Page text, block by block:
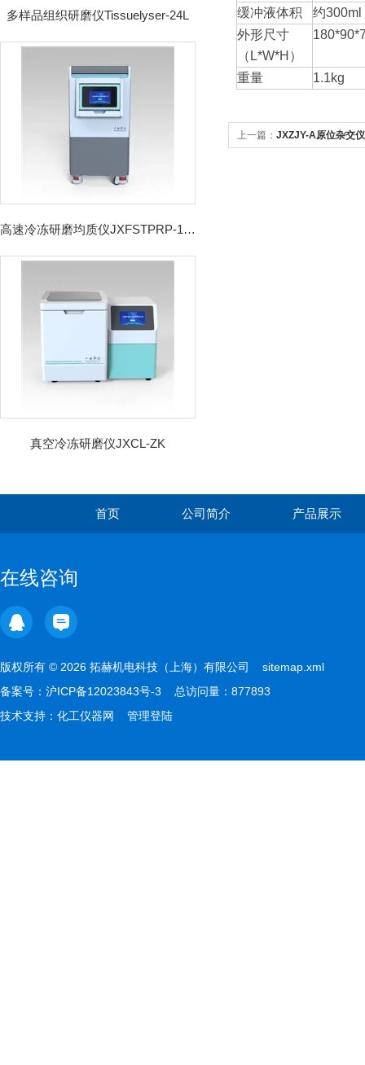
多样品组织研磨仪Tissuelyser-24L
高速冷冻研磨均质仪JXFSTPRP-192CL
真空冷冻研磨仪JXCL-ZK
缓冲液体积
约300ml
外形尺寸
（L*W*H）
重量 1.1kg
上一篇： JXZJY-A原位杂交仪
首页 公司简介 产品展示
在线咨询
版权所有 © 2026 拓赫机电科技（上海）有限公司 sitemap.xml
备案号： 沪ICP备12023843号-3 总访问量：877893
技术支持： 化工仪器网 管理登陆